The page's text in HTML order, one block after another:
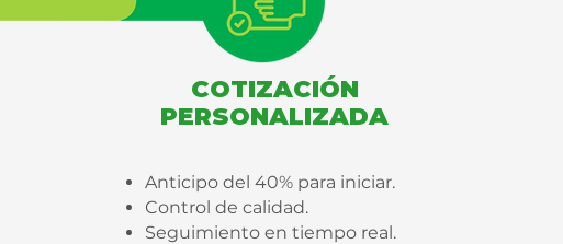
COTIZACIÓN
PERSONALIZADA
Anticipo del 40% para iniciar.
Control de calidad.
Seguimiento en tiempo real.